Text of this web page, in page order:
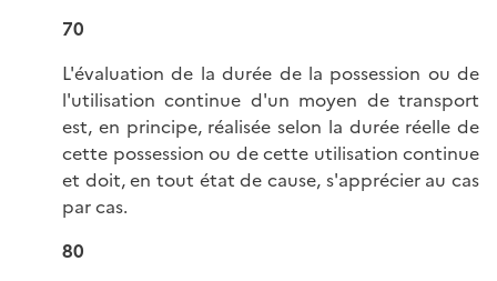
70
L'évaluation de la durée de la possession ou de
l'utilisation continue d'un moyen de transport
est, en principe, réalisée selon la durée réelle de
cette possession ou de cette utilisation continue
et doit, en tout état de cause, s'apprécier au cas
par cas.
80